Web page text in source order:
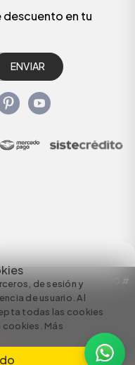
de sesión y
de usuario. Al
todas las cookies
Más
descuento en tu
ENVIAR
6 Dirección: Carrera 50 #